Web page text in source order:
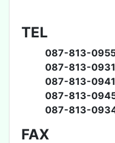
TEL
087-813-
087-813-0931
087-813-0941
087-813-
087-813-
FAX